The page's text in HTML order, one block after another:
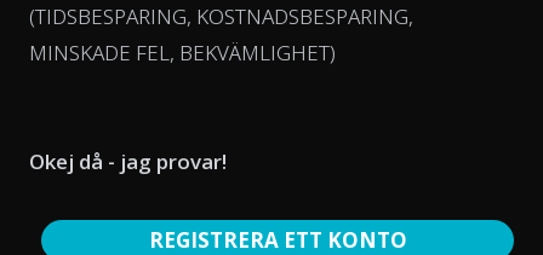
(TIDSBESPARING, KOSTNADSBESPARING,
MINSKADE FEL, BEKVÄMLIGHET)
Okej då - jag provar!
REGISTRERA ETT KONTO